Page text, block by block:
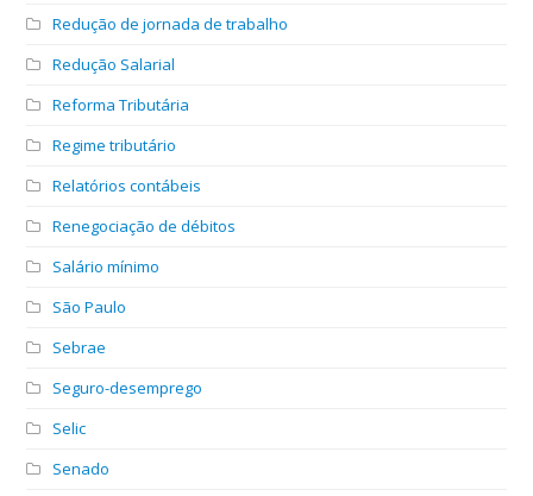
Redução de jornada de trabalho
Redução Salarial
Reforma Tributária
Regime tributário
Relatórios contábeis
Renegociação de débitos
Salário mínimo
São Paulo
Sebrae
Seguro-desemprego
Selic
Senado